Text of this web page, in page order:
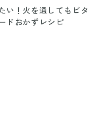
い！火を通してもビタ
ドおかずレシピ